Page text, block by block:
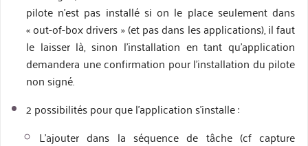
pilote n’est pas installé si on le place seulement dans
« out-of-box drivers » (et pas dans les applications), il faut
le laisser là, sinon l’installation en tant qu’application
demandera une confirmation pour l’installation du pilote
non signé.
2 possibilités pour que l’application s’installe :
L’ajouter dans la séquence de tâche (cf capture